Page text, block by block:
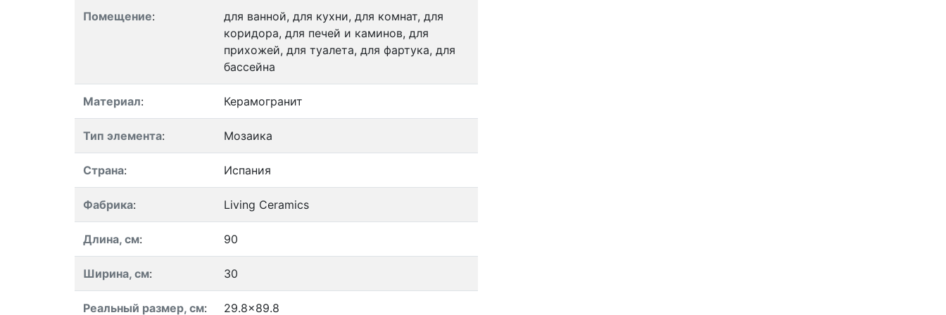
Помещение:
для ванной, для кухни, для комнат, для
коридора, для печей и каминов, для
прихожей, для туалета, для фартука, для
бассейна
Материал: Керамогранит
Тип элемента: Мозаика
Страна: Испания
Фабрика: Living Ceramics
Длина, см: 90
Ширина, см: 30
Реальный размер, см: 29.8x89.8